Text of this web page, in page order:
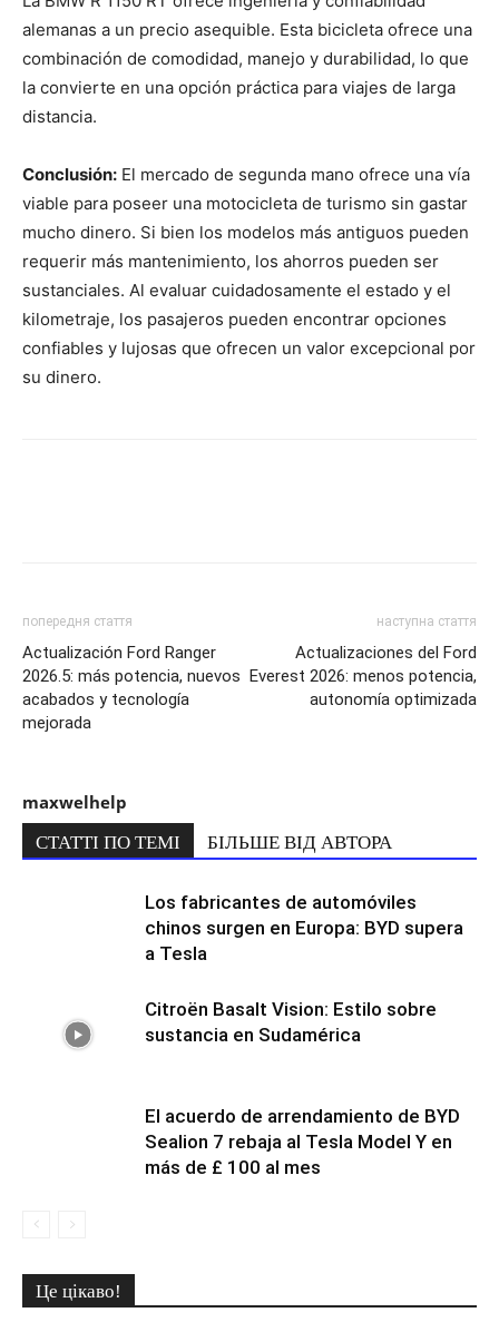
alemanas a un precio asequible. Esta bicicleta ofrece una
combinación de comodidad, manejo y durabilidad, lo que
la convierte en una opción práctica para viajes de larga
distancia.
Conclusión: El mercado de segunda mano ofrece una vía
viable para poseer una motocicleta de turismo sin gastar
mucho dinero. Si bien los modelos más antiguos pueden
requerir más mantenimiento, los ahorros pueden ser
sustanciales. Al evaluar cuidadosamente el estado y el
kilometraje, los pasajeros pueden encontrar opciones
confiables y lujosas que ofrecen un valor excepcional por
su dinero.
попередня стаття
Actualización Ford Ranger
2026.5: más potencia, nuevos
acabados y tecnología
mejorada
наступна стаття
Actualizaciones del Ford
Everest 2026: menos potencia,
autonomía optimizada
maxwelhelp
СТАТТІ ПО ТЕМІ БІЛЬШЕ ВІД АВТОРА
Los fabricantes de automóviles
chinos surgen en Europa: BYD supera
a Tesla
Citroën Basalt Vision: Estilo sobre
sustancia en Sudamérica
El acuerdo de arrendamiento de BYD
Sealion 7 rebaja al Tesla Model Y en
más de £ 100 al mes
Це цікаво!